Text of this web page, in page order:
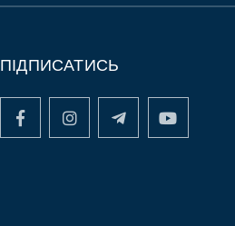
ПІДПИСАТИСЬ